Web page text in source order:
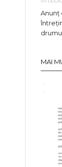
Anunț
MAI